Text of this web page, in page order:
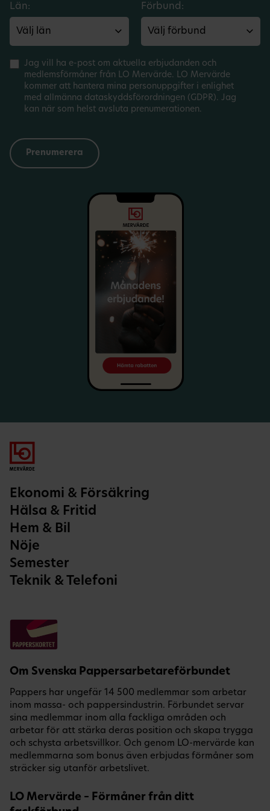
Län: Förbund:
Jag vill ha e-post om aktuella erbjudanden och
medlemsförmåner från LO Mervärde. LO Mervärde
kommer att hantera mina personuppgifter i enlighet
med allmänna dataskyddsförordningen (GDPR). Jag
kan när som helst avsluta prenumerationen.
Ekonomi & Försäkring
Hälsa & Fritid
Hem & Bil
Nöje
Semester
Teknik & Telefoni
Om Svenska Pappersarbetareförbundet
Pappers har ungefär 14 500 medlemmar som arbetar
inom massa- och pappersindustrin. Förbundet servar
sina medlemmar inom alla fackliga områden och
arbetar för att stärka deras position och skapa trygga
och schysta arbetsvillkor. Och genom LO-mervärde kan
medlemmarna som bonus även erbjudas förmåner som
sträcker sig utanför arbetslivet.
LO Mervärde – Förmåner från ditt